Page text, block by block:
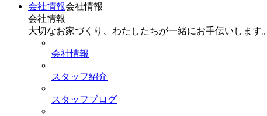
会社情報会社情報
会社情報
大切なお家づくり、わたしたちが一緒にお手伝いします。
会社情報
スタッフ紹介
スタッフブログ